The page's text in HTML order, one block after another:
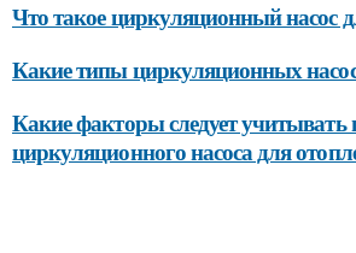
Что такое циркуляционный насос
Какие типы циркуляционных
Какие факторы следует
циркуляционного насоса для